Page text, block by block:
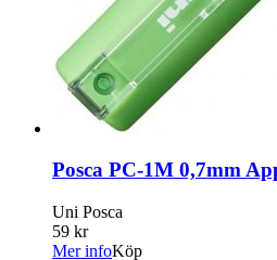
Posca PC-1M 0,7mm
Uni Posca
59 kr
Mer infoKöp